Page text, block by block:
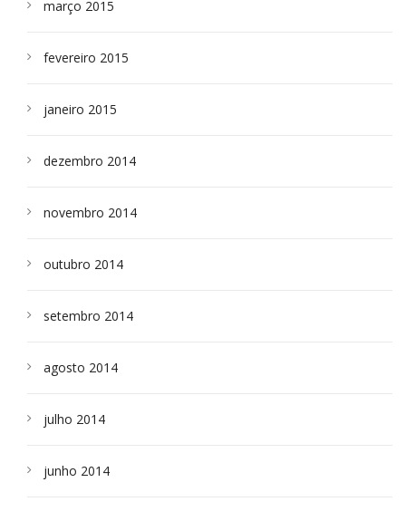
março 2015
fevereiro 2015
janeiro 2015
dezembro 2014
novembro 2014
outubro 2014
setembro 2014
agosto 2014
julho 2014
junho 2014